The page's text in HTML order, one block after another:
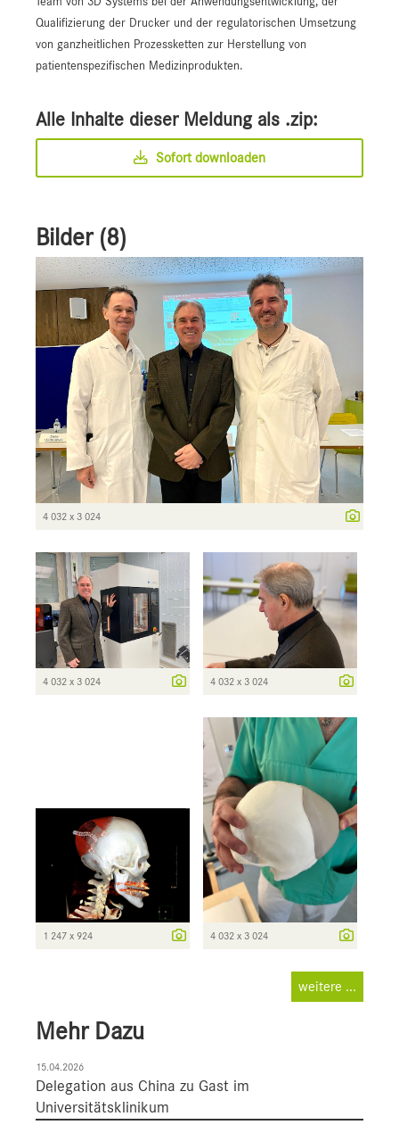
Qualifizierung der Drucker und der regulatorischen Umsetzung
von ganzheitlichen Prozessketten zur Herstellung von
patientenspezifischen Medizinprodukten.
Alle Inhalte dieser Meldung als .zip:
Sofort downloaden
Bilder (8)
4 032 x 3 024
4 032 x 3 024 4 032 x 3 024
1 247 x 924 4 032 x 3 024
weitere ...
Mehr Dazu
15.04.2026
Delegation aus China zu Gast im
Universitätsklinikum